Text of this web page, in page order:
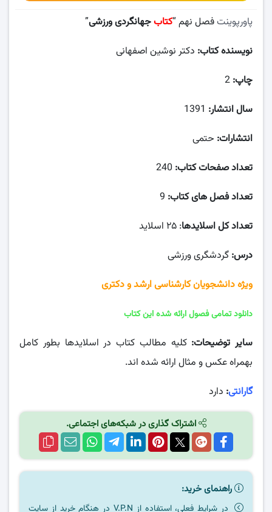
پاورپوینتفصل نهم “کتابجهانگردی ورزشی”
نویسنده کتاب: دکتر نوشین اصفهانی
چاپ:
سال انتشار:
انتشارات: حتمی
تعداد صفحات کتاب:
تعداد فصل های کتاب:
تعداد کل اسلایدها: ۲۵ اسلاید
درس: گردشگری ورزشی
ویژه دانشجویان کارشناسی ارشد و دکتری
دانلود تمامی فصول ارائه شده این کتاب
سایر توضیحات: کلیه مطالب کتاب در اسلایدها بطور کامل
بهمراه عکس و مثال ارائه شده اند.
گارانتی: دارد
اشتراک گذاری در شبکه‌های اجتماعی.
راهنمای خرید:
در شرایط فعلی، استفاده از V.P.N در هنگام خرید از سایت